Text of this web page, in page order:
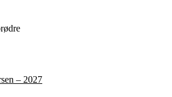
– 2027